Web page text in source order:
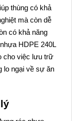
thùng có khả
mà còn dễ
có khả năng
HDPE 240L
cho việc lưu trữ
lo ngại về sự ăn